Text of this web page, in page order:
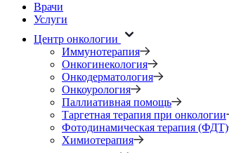
Врачи
Услуги
Центр онкологии
Иммунотерапия
Онкогинекология
Онкодерматология
Онкоурология
Паллиативная помощь
Таргетная терапия при онкологии
Фотодинамическая терапия (ФДТ)
Химиотерапия